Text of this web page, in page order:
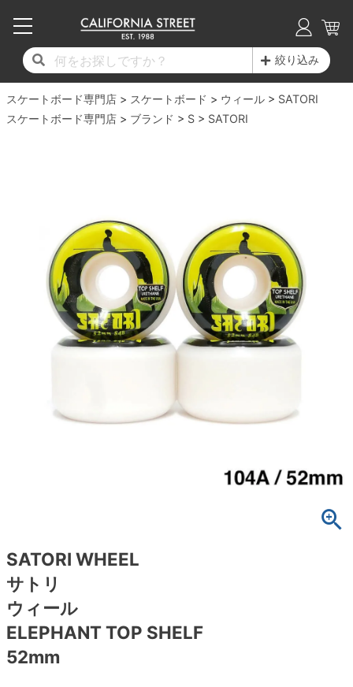
絞り込み
スケートボード専門店 スケートボード ウィール
SATORI
スケートボード専門店
ブランド S SATORI
SATORI WHEEL
サトリ
ウィール
ELEPHANT TOP SHELF
52mm
17時までのご注文は当日発送！
11,000円以上で送料無料！
毎月1日はポイント5倍！10日と20日は3倍！
17時までのご注文は当日発送！
11,000円以上で送料無料！
毎月1日はポイント5倍！10日と20日は3倍！
サイズからデッキを選ぶ
子供用デッキ
7.0inch以下
7.6inch
7.7inch
8.0inch
8.4inch
8.5inch
8.6inch
17時までのご注文は当日発送！
11,000円以上で送料無料！
毎月1日はポイント5倍！10日と20日は3倍！
適合デッキサイズから選ぶ
7.0inch以下
7.2inch
7.7inch
7.8inch
8.5inch
8.6inch
8.7inch
ウィール
17時までのご注文は当日発送！
11,000円以上で送料無料！
毎月1日はポイント5倍！10日と20日は3倍！
ウィールをサイズから選ぶ
50mm
51mm
55mm
56mm
64mm
65mm
70mm
スピットファイヤー F4（フォーミュラフォ
ボーンズ XF（エックスフォーミュラ）
ボーンズ STF（エスティーエフ）
パウエルペラルタ DF（ドラゴンフォーミュ
ベアリング
デッキテープ
パーツ・その他
スケートケース・バッグ
メディア（雑誌・DVD・CD）
17時までのご注文は当日発送！
11,000円以上で送料無料！
毎月1日はポイント5倍！10日と20日は3倍！
シューズをサイズから選ぶ
20cm
21cm
23.5cm
24cm
24.5cm
25.5cm
27.5cm
28cm
28.5cm
サンダル
インソール
シューレース・その他
17時までのご注文は当日発送！
11,000円以上で送料無料！
毎月1日はポイント5倍！10日と20日は3倍！
ジャケット
パーカー
トレーナー・セーター
パンツ
長袖ボタンシャツ
ソックス
アンダーウエア
17時までのご注文は当日発送！
11,000円以上で送料無料！
毎月1日はポイント5倍！10日と20日は3倍！
17時までのご注文は当日発送！
11,000円以上で送料無料！
毎月1日はポイント5倍！10日と20日は3倍！
スタッフおすすめアイテム
ブランド紹介
17時までのご注文は当日発送！
11,000円以上で送料無料！
毎月1日はポイント5倍！10日と20日は3倍！
スタッフ紹介
カリフォルニアストリートの歴史
求人情報
プライバシーポリシー